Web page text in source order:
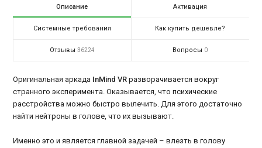
Описание Активация
Системные требования Как купить дешевле?
Отзывы 36224 Вопросы 0
Оригинальная аркада InMind VR разворачивается вокруг
странного эксперимента. Оказывается, что психические
расстройства можно быстро вылечить. Для этого достаточно
найти нейтроны в голове, что их вызывают.
Именно это и является главной задачей – влезть в голову